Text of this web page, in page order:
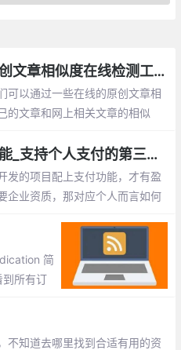
网站内容检测——在线原创文章相似度在线检测工具总汇
可以通过一些在线的原创文章相
的文章和网上相关文章的相似
个人网站如何接入支付功能_支持个人支付的第三方平台整理
发的项目配上支付功能，才有盈
企业资质，那对应个人而言如何
简
到所有订
没有更
不知道去哪里找到合适有用的资